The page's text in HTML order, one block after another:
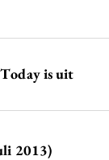
is uit
2013)